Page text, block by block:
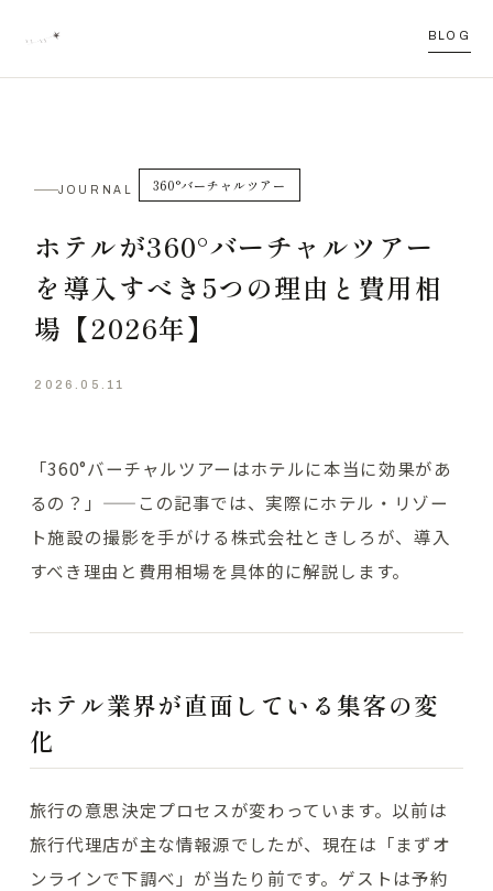
BLOG
JOURNAL 360°バーチャルツアー
ホテルが360°バーチャルツアー
を導入すべき5つの理由と費用相
場【2026年】
2026.05.11
「360°バーチャルツアーはホテルに本当に効果があ
るの？」——この記事では、実際にホテル・リゾー
ト施設の撮影を手がける株式会社ときしろが、導入
すべき理由と費用相場を具体的に解説します。
ホテル業界が直面している集客の変
化
旅行の意思決定プロセスが変わっています。以前は
旅行代理店が主な情報源でしたが、現在は「まずオ
ンラインで下調べ」が当たり前です。ゲストは予約